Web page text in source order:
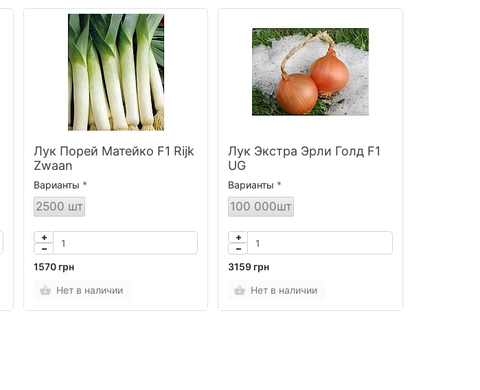
Лук Порей Матейко F1 Rijk
Zwaan
Варианты
2500 шт
1570 грн
Нет в наличии
Лук Экстра Эрли Голд F1
UG
Варианты
100 000шт
3159 грн
Нет в наличии